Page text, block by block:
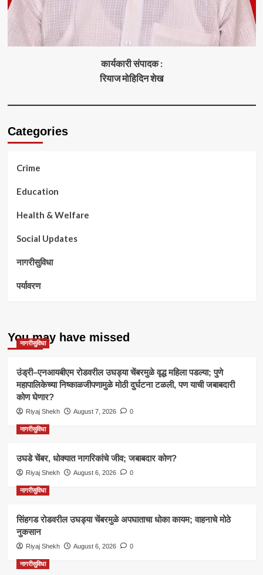
कार्यकारी संपादक :
रियाज मोहिदिन शेख
Categories
Crime
Education
Health & Welfare
Social Updates
नागरीसुविधा
पर्यावरण
You may have missed
नागरीसुविधा
उंड्री–एनआयबीएम रोडवरील उघड्या चेंबरमुळे वृद्ध महिला पडल्या; पुणे
महापालिकेच्या निष्काळजीपणामुळे मोठी दुर्घटना टळली, पण याची जबाबदारी
कोण घेणार?
Riyaj Shekh August 7, 2026 0
नागरीसुविधा
उघडे चेंबर, धोक्यात नागरिकांचे जीव; जबाबदार कोण?
Riyaj Shekh August 6, 2026 0
नागरीसुविधा
सिंहगड रोडवरील उघड्या चेंबरमुळे अपघाताचा धोका कायम; वाहनाचे मोठे
नुकसान
Riyaj Shekh August 6, 2026 0
नागरीसुविधा